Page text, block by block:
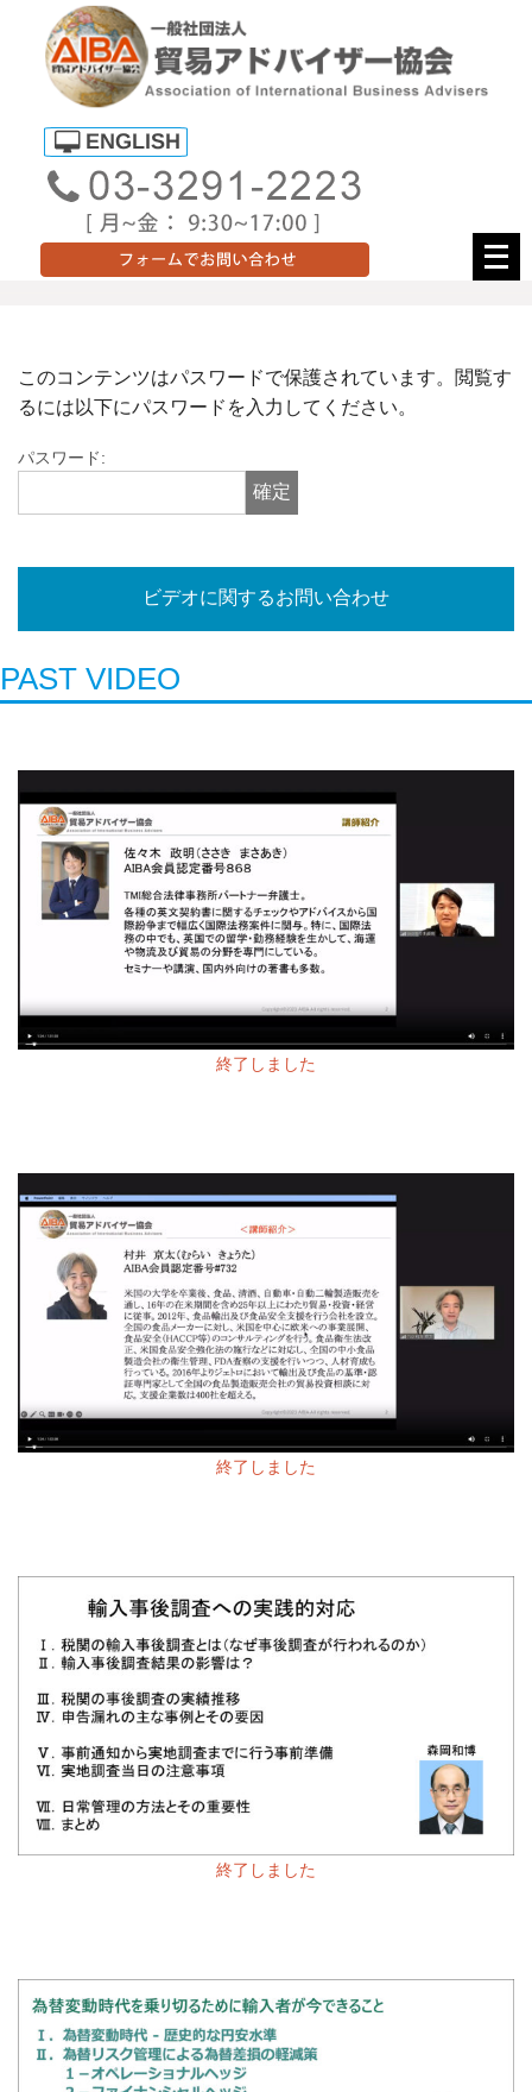
メ
ニ
を
このコンテンツはパスワードで保護されています。閲覧す
るには以下にパスワードを入力してください。
パスワード:
ビデオに関するお問い合わせ
PAST VIDEO
終了しました
終了しました
終了しました